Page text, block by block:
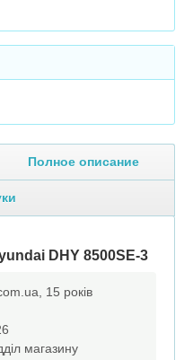
Полное описание
DHY 8500SE-3
15 років
магазину